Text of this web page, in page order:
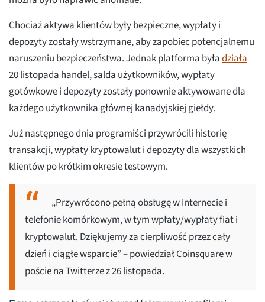
Chociaż aktywa klientów były bezpieczne, wypłaty i
depozyty zostały wstrzymane, aby zapobiec potencjalnemu
naruszeniu bezpieczeństwa. Jednak platforma byładziała
20 listopada handel, salda użytkowników, wypłaty
gotówkowe i depozyty zostały ponownie aktywowane dla
każdego użytkownika głównej kanadyjskiej giełdy.
Już następnego dnia programiści przywrócili historię
transakcji, wypłaty kryptowalut i depozyty dla wszystkich
klientów po krótkim okresie testowym.
„Przywrócono pełną obsługę w Internecie i
telefonie komórkowym, w tym wpłaty/wypłaty fiat i
kryptowalut. Dziękujemy za cierpliwość przez cały
dzień i ciągłe wsparcie” – powiedział Coinsquare w
poście na Twitterze z 26 listopada.